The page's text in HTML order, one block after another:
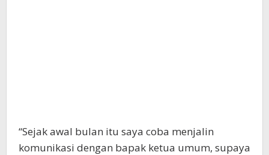
“Sejak awal bulan itu saya coba menjalin
komunikasi dengan bapak ketua umum, supaya